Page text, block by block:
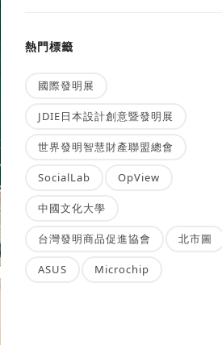
熱門標籤
國際發明展
JDIE日本設計創意暨發明展
世界發明智慧財產聯盟總會
SocialLab OpView
中國文化大學
台灣發明商品促進協會 北市圖
ASUS Microchip